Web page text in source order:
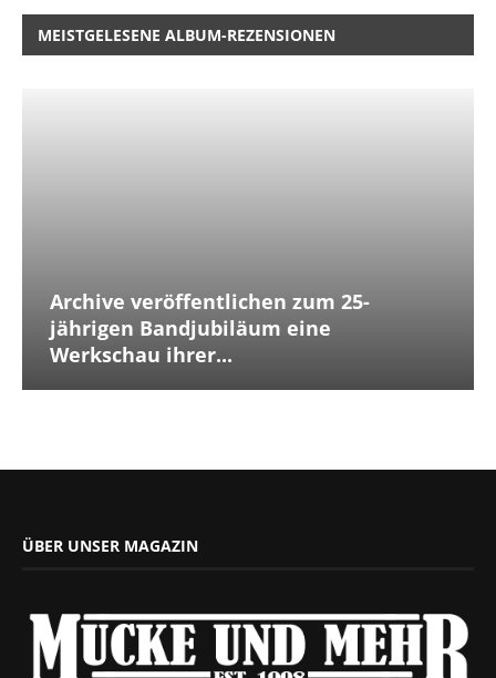
MEISTGELESENE ALBUM-REZENSIONEN
Archive veröffentlichen zum 25-
jährigen Bandjubiläum eine
Werkschau ihrer...
ÜBER UNSER MAGAZIN